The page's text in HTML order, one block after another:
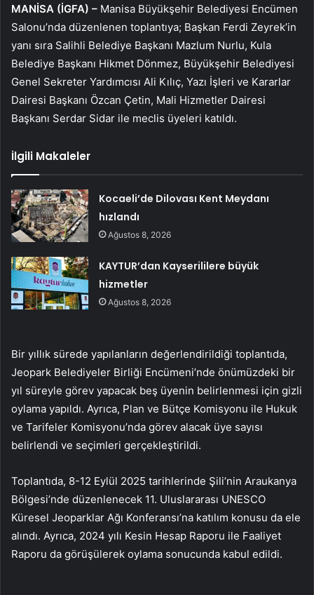
MANİSA (İGFA) – Manisa Büyükşehir Belediyesi Encümen
Salonu’nda düzenlenen toplantıya; Başkan Ferdi Zeyrek’in
yanı sıra Salihli Belediye Başkanı Mazlum Nurlu, Kula
Belediye Başkanı Hikmet Dönmez, Büyükşehir Belediyesi
Genel Sekreter Yardımcısı Ali Kılıç, Yazı İşleri ve Kararlar
Dairesi Başkanı Özcan Çetin, Mali Hizmetler Dairesi
Başkanı Serdar Sidar ile meclis üyeleri katıldı.
İlgili Makaleler
Kocaeli’de Dilovası Kent Meydanı
hızlandı
Ağustos 8, 2026
KAYTUR’dan Kayserililere büyük
hizmetler
Ağustos 8, 2026
Bir yıllık sürede yapılanların değerlendirildiği toplantıda,
Jeopark Belediyeler Birliği Encümeni’nde önümüzdeki bir
yıl süreyle görev yapacak beş üyenin belirlenmesi için gizli
oylama yapıldı. Ayrıca, Plan ve Bütçe Komisyonu ile Hukuk
ve Tarifeler Komisyonu’nda görev alacak üye sayısı
belirlendi ve seçimleri gerçekleştirildi.
Toplantıda, 8-12 Eylül 2025 tarihlerinde Şili’nin Araukanya
Bölgesi’nde düzenlenecek 11. Uluslararası UNESCO
Küresel Jeoparklar Ağı Konferansı’na katılım konusu da ele
alındı. Ayrıca, 2024 yılı Kesin Hesap Raporu ile Faaliyet
Raporu da görüşülerek oylama sonucunda kabul edildi.